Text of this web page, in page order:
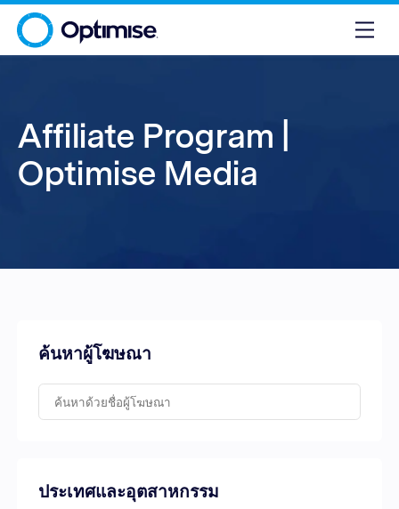
Affiliate Program |
Optimise Media
ค้นหาผู้โฆษณา
ประเทศและอุตสาหกรรม